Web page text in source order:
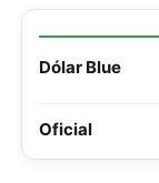
Dólar Blue
Oficial